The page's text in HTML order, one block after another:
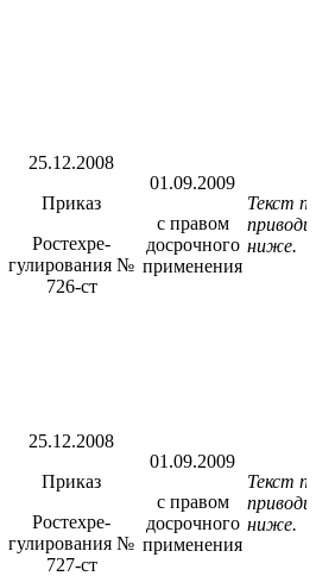
25.12.2008
Приказ
Ростехре-
гулирования №
726-ст
01.09.2009
с правом
досрочного
применения
Текст
ниже.
25.12.2008
Приказ
Ростехре-
гулирования №
727-ст
01.09.2009
с правом
досрочного
применения
Текст
ниже.